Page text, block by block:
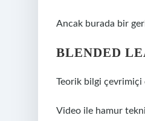
Ancak burada bir
BLENDED
Teorik bilgi
Video ile hamur